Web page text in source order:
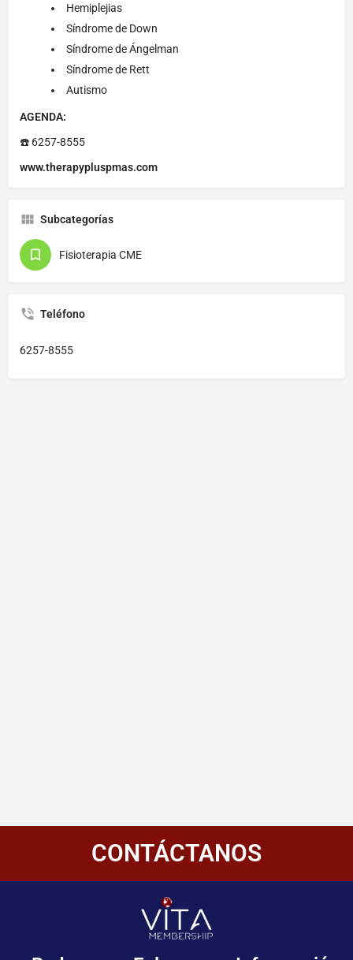
Hemiplejias
Síndrome de Down
Síndrome de Ángelman
Síndrome de Rett
Autismo
AGENDA:
☎️ 6257-8555
www.therapypluspmas.com
Subcategorías
Fisioterapia CME
Teléfono
6257-8555
CONTÁCTANOS